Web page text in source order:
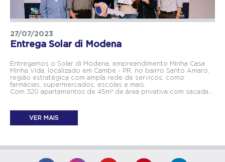
27/07/2023
Entrega Solar di Modena
Entregamos o Solar di Modena, empreendimento Minha Casa
Minha Vida, localizado em Cambé - PR, no bairro Santo Amaro,
região estratégica com ampla rede de serviços, como
farmácias, supermercados, escolas e mais.
Com 320 apartamentos de 45m² de área privativa com sacada...
VER MAIS